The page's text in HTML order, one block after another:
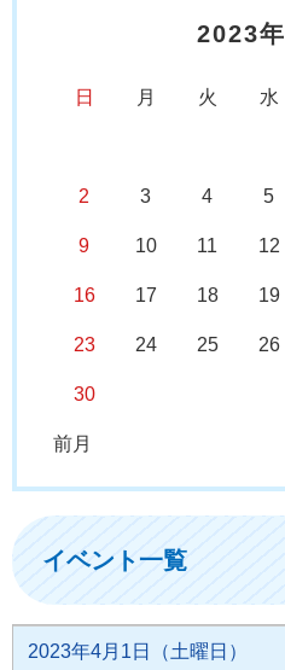
2023年
日 月 火 水
2 3 4 5
9 10 11 12
16 17 18 19
23 24 25 26
30
前月
イベント一覧
2023年4月1日（土曜日）